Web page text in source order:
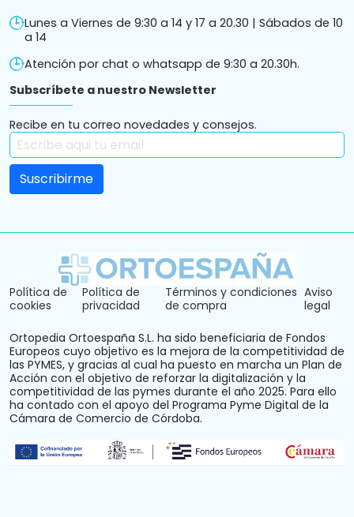
Lunes a Viernes de 9:30 a 14 y 17 a 20.30 | Sábados de 10
a 14
Atención por chat o whatsapp de 9:30 a 20.30h.
Subscríbete a nuestro Newsletter
Recibe en tu correo novedades y consejos.
Política de
cookies
Política de
privacidad
Términos y condiciones
de compra
Aviso
legal
Ortopedia Ortoespaña S.L. ha sido beneficiaria de Fondos
Europeos cuyo objetivo es la mejora de la competitividad de
las PYMES, y gracias al cual ha puesto en marcha un Plan de
Acción con el objetivo de reforzar la digitalización y la
competitividad de las pymes durante el año 2025. Para ello
ha contado con el apoyo del Programa Pyme Digital de la
Cámara de Comercio de Córdoba.